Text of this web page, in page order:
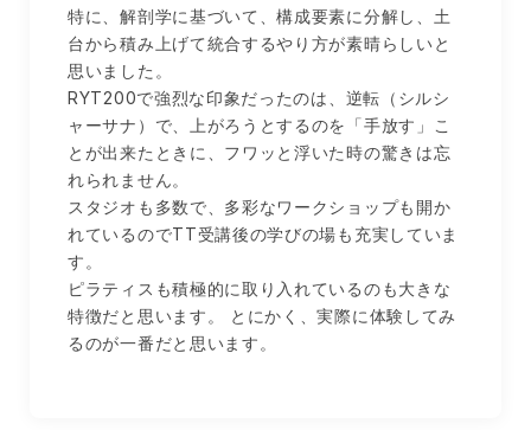
特に、解剖学に基づいて、構成要素に分解し、土
台から積み上げて統合するやり方が素晴らしいと
思いました。
RYT200で強烈な印象だったのは、逆転（シルシ
ャーサナ）で、上がろうとするのを「手放す」こ
とが出来たときに、フワッと浮いた時の驚きは忘
れられません。
スタジオも多数で、多彩なワークショップも開か
れているのでTT受講後の学びの場も充実していま
す。
ピラティスも積極的に取り入れているのも大きな
特徴だと思います。 とにかく、実際に体験してみ
るのが一番だと思います。